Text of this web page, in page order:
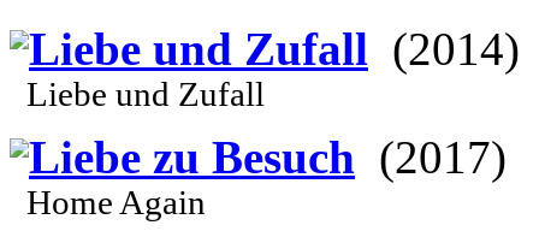
Liebe und Zufall (2014)
Liebe und Zufall
Liebe zu Besuch (2017)
Home Again